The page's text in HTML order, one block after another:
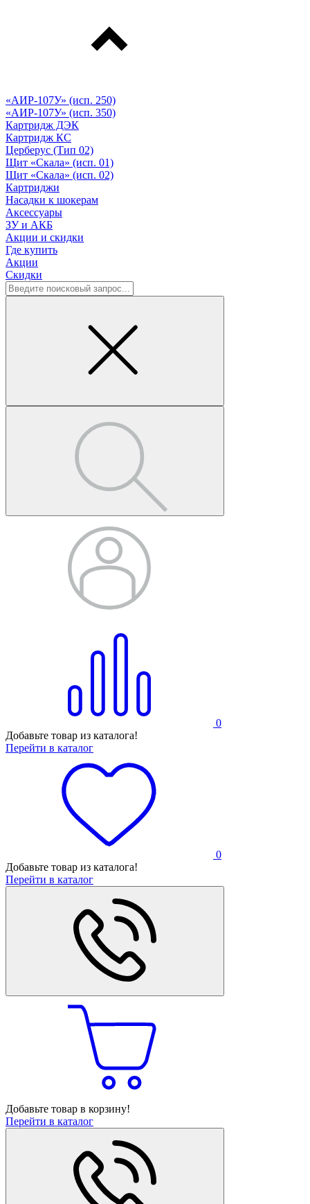
«АИР-107У» (исп. 250)
«АИР-107У» (исп. 350)
Картридж ДЭК
Картридж КС
Церберус (Тип 02)
Щит «Скала» (исп. 01)
Щит «Скала» (исп. 02)
Картриджи
Насадки к шокерам
Аксессуары
ЗУ и АКБ
Акции и скидки
Где купить
Акции
Скидки
0
Добавьте товар из каталога!
Перейти в каталог
0
Добавьте товар из каталога!
Перейти в каталог
Добавьте товар в корзину!
Перейти в каталог